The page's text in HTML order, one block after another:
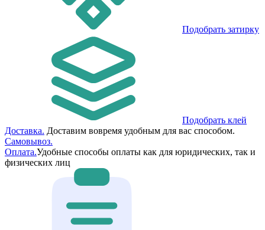
Подобрать затирку
Подобрать клей
Доставка. Доставим вовремя удобным для вас способом.
Самовывоз.
Оплата.Удобные способы оплаты как для юридических, так и
физических лиц